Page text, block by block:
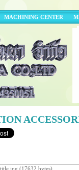
MACHINING CENTER